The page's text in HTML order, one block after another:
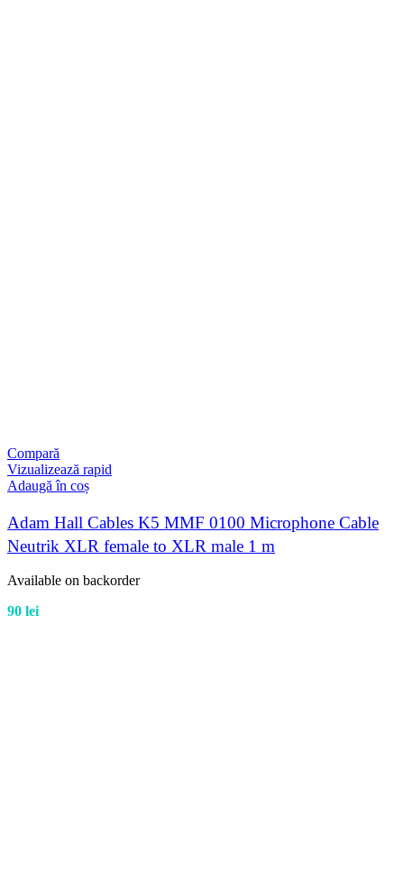
Compară
Vizualizează rapid
Adaugă în coș
Adam Hall Cables K5 MMF 0100 Microphone Cable
Neutrik XLR female to XLR male 1 m
Available on backorder
90 lei